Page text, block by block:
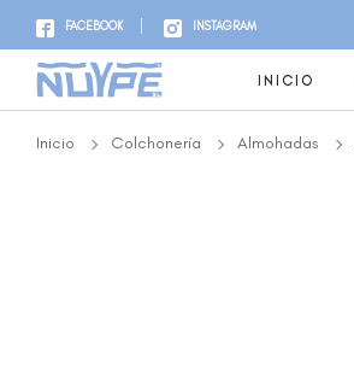
FACEBOOK INSTAGRAM
INICIO
Inicio Colchonería Almohadas